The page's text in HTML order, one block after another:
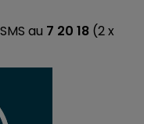
au 7 20 18 (2 x